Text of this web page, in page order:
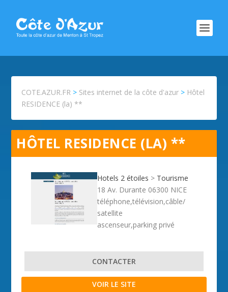
COTE.AZUR.FR > Sites internet de la côte d'azur > Hôtel
RESIDENCE (la) **
HÔTEL RESIDENCE (LA) **
Hotels 2 étoiles > Tourisme
18 Av. Durante 06300 NICE
téléphone,télévision,câble/
satellite
ascenseur,parking privé
CONTACTER
VOIR LE SITE